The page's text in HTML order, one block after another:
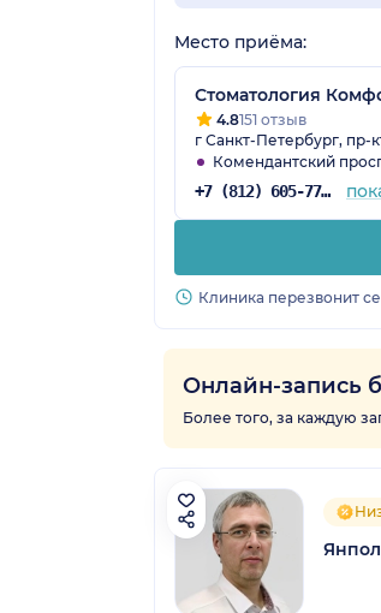
Место приёма:
Стоматология
4.8151 отзыв
г Санкт-Петербург, пр-
Комендантский
+7 (812) 605-77-84
Клиника перезвонит
Онлайн-запись
Более того, за каждую